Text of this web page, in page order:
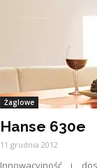
Żaglowe
Hanse 630e
11 grudnia 2012
Innowacyjność i